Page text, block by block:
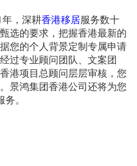
，深耕香港移居服务数十
选的要求，把握香港最新的
您的个人背景定制专属申请
过专业顾问团队、文案团
港项目总顾问层层审核，您
景鸿集团香港公司还将为您
。